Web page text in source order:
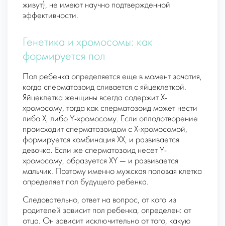
живут), не имеют научно подтвержденной
эффективности.
Генетика и хромосомы: как
формируется пол
Пол ребенка определяется еще в момент зачатия,
когда сперматозоид сливается с яйцеклеткой.
Яйцеклетка женщины всегда содержит X-
хромосому, тогда как сперматозоид может нести
либо X, либо Y-хромосому. Если оплодотворение
происходит сперматозоидом с X-хромосомой,
формируется комбинация XX, и развивается
девочка. Если же сперматозоид несет Y-
хромосому, образуется XY — и развивается
мальчик. Поэтому именно мужская половая клетка
определяет пол будущего ребенка.
Следовательно, ответ на вопрос, от кого из
родителей зависит пол ребенка, определен: от
отца. Он зависит исключительно от того, какую